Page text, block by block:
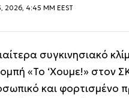
2026, 4:45 ΜΜ EEST
συγκινησιακό
«Το ‘Χουμε!» στον
και φορτισμένο